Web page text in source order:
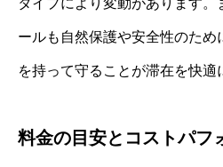
ールも自然保護や安全性のた
を持って守ることが滞在を快適
料金の目安とコストパフ